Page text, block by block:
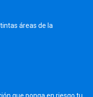
áreas de la